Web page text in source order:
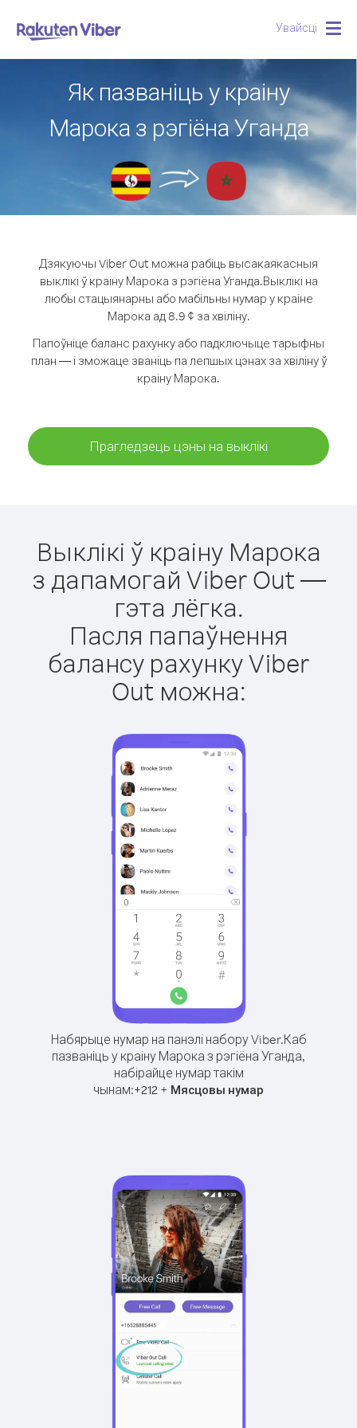
Увайсці
Як пазваніць у краіну
Марока з рэгіёна Уганда
Дзякуючы Viber Out можна рабіць высакаякасныя
выклікі ў краіну Марока з рэгіёна Уганда.Выклікі на
любы стацыянарны або мабільны нумар у краіне
Марока ад 8.9 ¢ за хвіліну.
Папоўніце баланс рахунку або падключыце тарыфны
план — і зможаце званіць па лепшых цэнах за хвіліну ў
краіну Марока.
Прагледзець цэны на выклікі
Выклікі ў краіну Марока
з дапамогай Viber Out —
гэта лёгка.
Пасля папаўнення
балансу рахунку Viber
Out можна:
Набярыце нумар на панэлі набору Viber.Каб
пазваніць у краіну Марока з рэгіёна Уганда,
набірайце нумар такім
чынам:+212 + Мясцовы нумар